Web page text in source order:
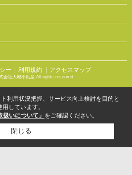
ー ｜ 利用規約 ｜アクセスマップ
会社大城不動産 All rights reserved.
利用状況把握、サービス向上検討を目的と
しています。
扱いについて」 をご確認ください。
閉じる